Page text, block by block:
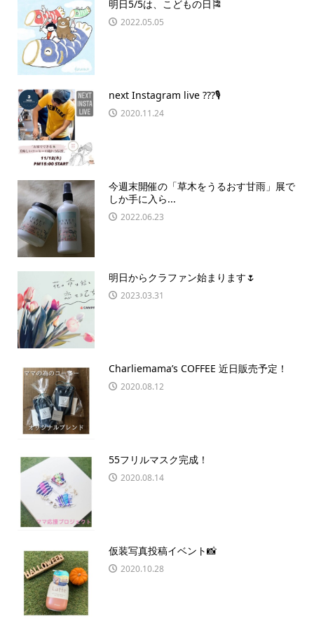
明日5/5は、こどもの日🎏
2022.05.05
next Instagram live ???🎙
2020.11.24
今週末開催の「草木をうるおす甘雨」展で
しか手に入ら...
2022.06.23
明日からクラファン始まります🌷︎
2023.03.31
Charliemama’s COFFEE 近日販売予定！
2020.08.12
55フリルマスク完成！
2020.08.14
仮装写真投稿イベント📸
2020.10.28